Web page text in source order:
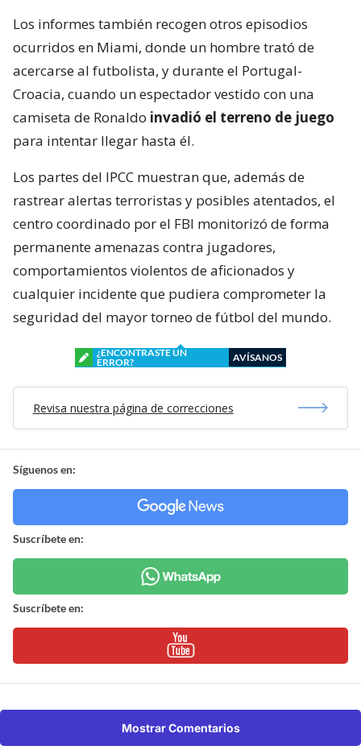
Los informes también recogen otros episodios
ocurridos en Miami, donde un hombre trató de
acercarse al futbolista, y durante el Portugal-
Croacia, cuando un espectador vestido con una
camiseta de Ronaldo invadió el terreno de juego
para intentar llegar hasta él.
Los partes del IPCC muestran que, además de
rastrear alertas terroristas y posibles atentados, el
centro coordinado por el FBI monitorizó de forma
permanente amenazas contra jugadores,
comportamientos violentos de aficionados y
cualquier incidente que pudiera comprometer la
seguridad del mayor torneo de fútbol del mundo.
¿ENCONTRASTE UN
ERROR?
AVÍSANOS
Revisa nuestra página de correcciones
Síguenos en:
Suscríbete en:
Suscríbete en:
Mostrar Comentarios